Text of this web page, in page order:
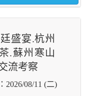
盛宴.杭州
.蘇州寒山
流考察
2026/08/11 (二)